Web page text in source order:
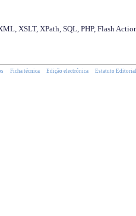
XSLT, XPath, SQL, PHP, Flash
Ficha técnica Edição electrónica Estatuto Editorial